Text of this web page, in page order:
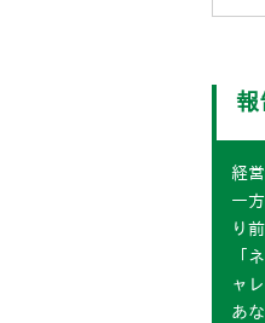
報
経
一
り
「
ャ
あ